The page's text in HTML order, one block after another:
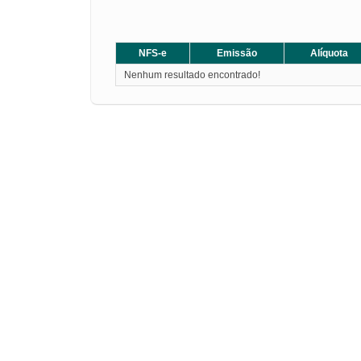
NFS-e Emissão Alíquota
Nenhum resultado encontrado!